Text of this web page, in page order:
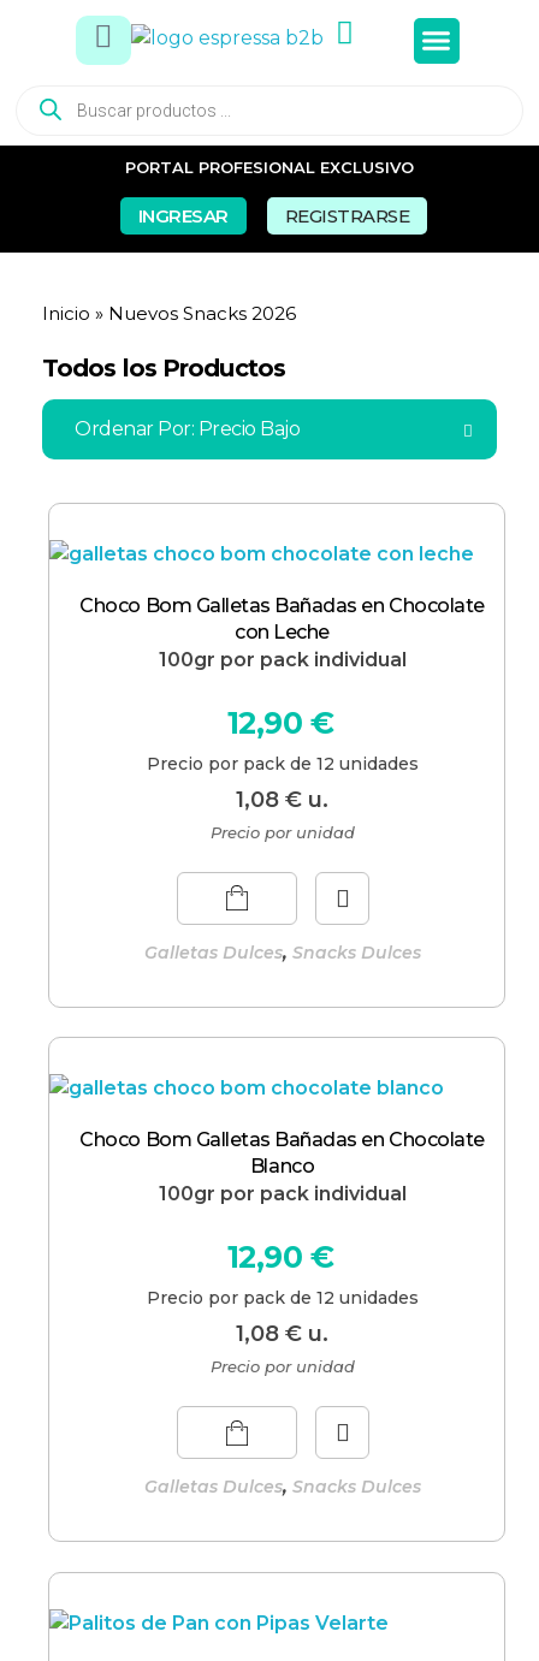
PORTAL PROFESIONAL EXCLUSIVO
INGRESAR REGISTRARSE
Inicio » Nuevos Snacks 2026
Todos los Productos
Ordenar Por: Precio Bajo
Choco Bom Galletas Bañadas en Chocolate
con Leche
100gr por pack individual
1,08€ u.
12,90 €
Precio por pack de 12 unidades
Galletas Dulces, Snacks Dulces
Precio por unidad
Choco Bom Galletas Bañadas en Chocolate
Blanco
100gr por pack individual
1,08€ u.
12,90 €
Precio por pack de 12 unidades
Galletas Dulces, Snacks Dulces
Precio por unidad